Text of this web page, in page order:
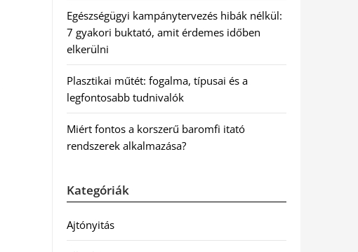
Egészségügyi kampánytervezés hibák nélkül:
7 gyakori buktató, amit érdemes időben
elkerülni
Plasztikai műtét: fogalma, típusai és a
legfontosabb tudnivalók
Miért fontos a korszerű baromfi itató
rendszerek alkalmazása?
Kategóriák
Ajtónyitás